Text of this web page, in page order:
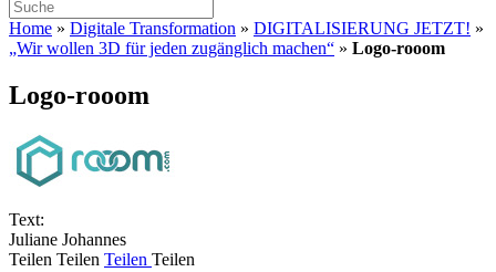
Home » Digitale Transformation » DIGITALISIERUNG JETZT! »
„Wir wollen 3D für jeden zugänglich machen“ » Logo-rooom
Logo-rooom
Text:
Juliane Johannes
Teilen Teilen Teilen Teilen